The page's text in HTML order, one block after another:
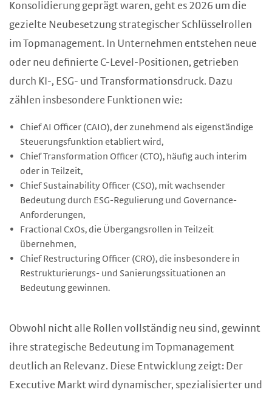
Konsolidierung geprägt waren, geht es 2026 um die
gezielte Neubesetzung strategischer Schlüsselrollen
im Topmanagement. In Unternehmen entstehen neue
oder neu definierte C-Level-Positionen, getrieben
durch KI-, ESG- und Transformationsdruck. Dazu
zählen insbesondere Funktionen wie:
Chief AI Officer (CAIO), der zunehmend als eigenständige
Steuerungsfunktion etabliert wird,
Chief Transformation Officer (CTO), häufig auch interim
oder in Teilzeit,
Chief Sustainability Officer (CSO), mit wachsender
Bedeutung durch ESG-Regulierung und Governance-
Anforderungen,
Fractional CxOs, die Übergangsrollen in Teilzeit
übernehmen,
Chief Restructuring Officer (CRO), die insbesondere in
Restrukturierungs- und Sanierungssituationen an
Bedeutung gewinnen.
Obwohl nicht alle Rollen vollständig neu sind, gewinnt
ihre strategische Bedeutung im Topmanagement
deutlich an Relevanz. Diese Entwicklung zeigt: Der
Executive Markt wird dynamischer, spezialisierter und